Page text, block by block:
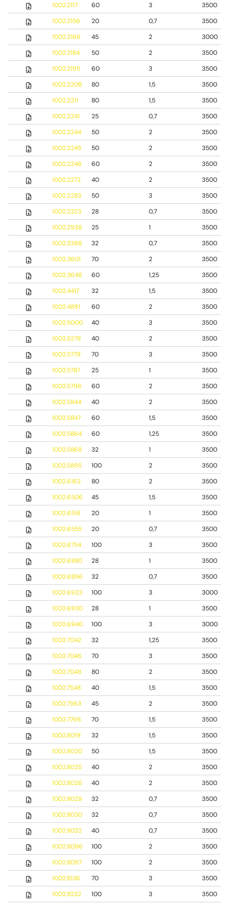
1002.2117 60 3
3500
1002.2156
20 0,7
3500
1002.2166
45 2
3000
1002.2184
50 2
3500
1002.2195
60 3
3500
1002.2206
80 1,5
3500
1002.2211
80 1,5
3500
1002.2241
25 0,7
3500
1002.2244
50 2
3500
1002.2245
50 2
3500
1002.2246
60 2
3500
1002.2272
40 2
3500
1002.2283
50 3
3500
1002.2323
28 0,7
3500
1002.2938
25 1
3500
1002.3398
32 0,7
3500
1002.3601
70 2
3500
1002.3648
60 1,25
3500
1002.4417
32 1,5
3500
1002.4891
60 2
3500
1002.5000
40 3
3500
1002.5278
40 2
3500
1002.5779
70 3
3500
1002.5787
25 1
3500
1002.5796
60 2
3500
1002.5844
40 2
3500
1002.5847
60 1,5
3500
1002.5864
60 1,25
3500
1002.5868
32 1
3500
1002.5895
100 2
3500
1002.6162
80 2
3500
1002.6506
45 1,5
3500
1002.6516
20 1
3500
1002.6555
20 0,7
3500
1002.6754
100 3
3500
1002.6880
28 1
3500
1002.6896
32 0,7
3500
1002.6923
100 3
3000
1002.6930
28 1
3500
1002.6940
100 3
3000
1002.7042
32 1,25
3500
1002.7046
70 3
3500
1002.7048
80 2
3500
1002.7548
40 1,5
3500
1002.7563
45 2
3500
1002.7766
70 1,5
3500
1002.8019
32 1,5
3500
1002.8020
50 1,5
3500
1002.8025
40 2
3500
1002.8026
40 2
3500
1002.8029
32 0,7
3500
1002.8030
32 0,7
3500
1002.8032
40 0,7
3500
1002.8096
100 2
3500
1002.8097
100 2
3500
1002.8136
70 3
3500
1002.8232
100 3 3500